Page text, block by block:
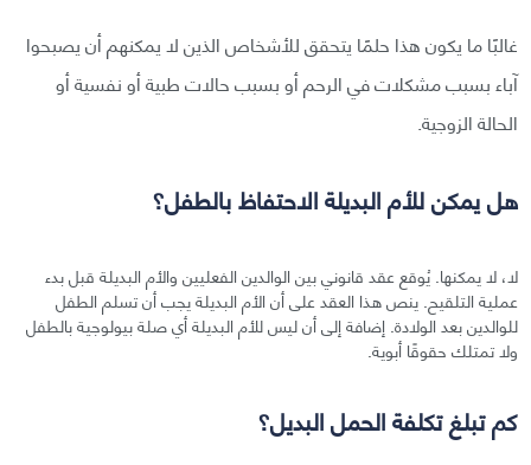
غالبًا ما يكون هذا حلمًا يتحقق للأشخاص الذين لا يمكنهم أن يصبحوا
آباء بسبب مشكلات في الرحم أو بسبب حالات طبية أو نفسية أو
الحالة الزوجية.
هل يمكن للأم البديلة الاحتفاظ بالطفل؟
لا، لا يمكنها. يُوقع عقد قانوني بين الوالدين الفعليين والأم البديلة قبل بدء
عملية التلقيح. ينص هذا العقد على أن الأم البديلة يجب أن تسلم الطفل
للوالدين بعد الولادة. إضافة إلى أن ليس للأم البديلة أي صلة بيولوجية بالطفل
ولا تمتلك حقوقًا أبوية.
كم تبلغ تكلفة الحمل البديل؟